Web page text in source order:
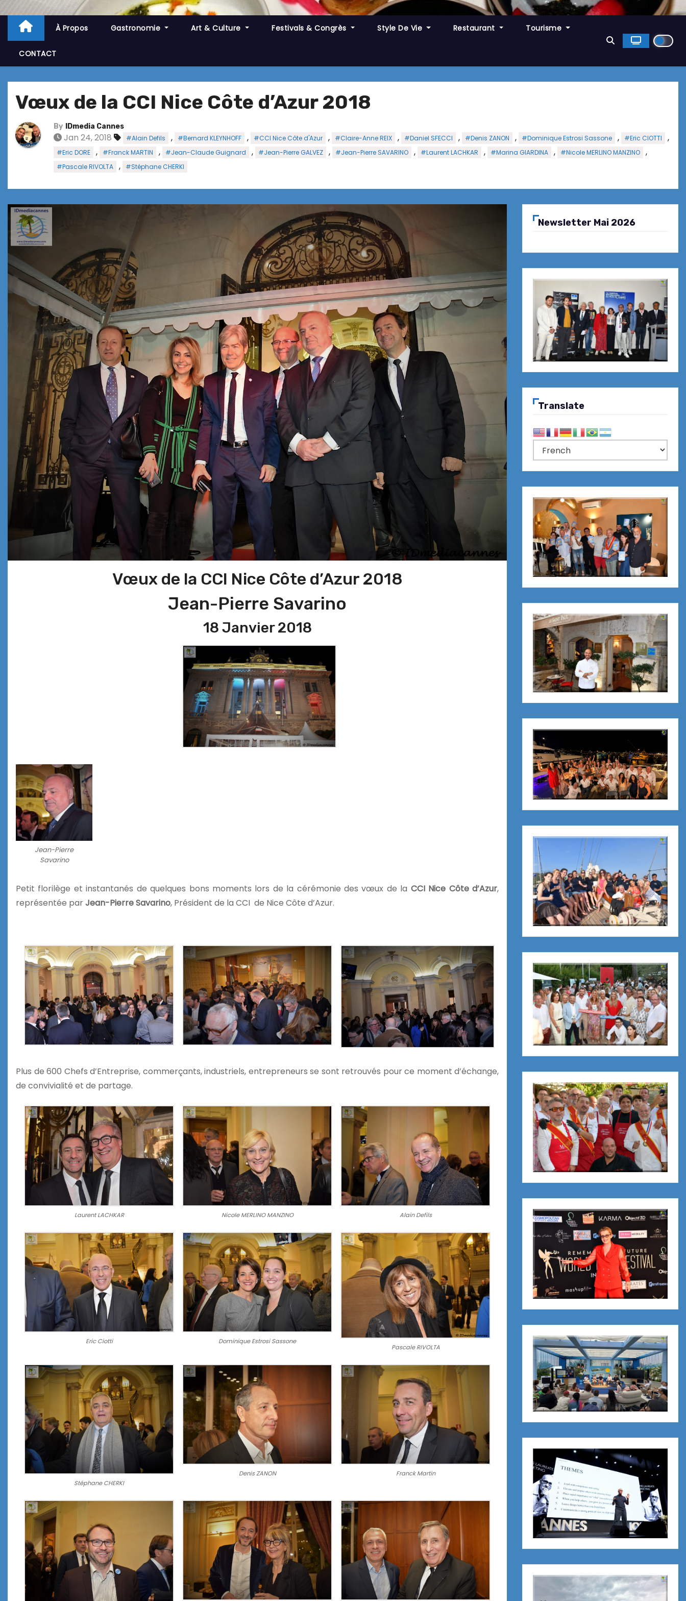
À Propos Gastronomie Art & Culture Festivals & Congrès Style De Vie Restaurant Tourisme
CONTACT
Vœux de la CCI Nice Côte d’Azur 2018
By IDmedia Cannes
Jan 24, 2018 #Alain Defils , #Bernard KLEYNHOFF , #CCI Nice Côte d'Azur , #Claire-Anne REIX , #Daniel SFECCI , #Denis ZANON , #Dominique Estrosi Sassone , #Eric CIOTTI ,
#Eric DORE , #Franck MARTIN , #Jean-Claude Guignard , #Jean-Pierre GALVEZ , #Jean-Pierre SAVARINO , #Laurent LACHKAR , #Marina GIARDINA , #Nicole MERLINO MANZINO ,
#Pascale RIVOLTA , #Stéphane CHERKI
Vœux de la CCI Nice Côte d’Azur 2018
Jean-Pierre Savarino
18 Janvier 2018
Jean-Pierre
Savarino
Petit florilège et instantanés de quelques bons moments lors de la cérémonie des vœux de la CCI Nice Côte d’Azur,
représentée parJean-Pierre Savarino, Président de la CCI de Nice Côte d’Azur.
Plus de 600 Chefs d’Entreprise, commerçants, industriels, entrepreneurs se sont retrouvés pour ce moment d’échange,
de convivialité et de partage.
Laurent LACHKAR Nicole MERLINO MANZINO Alain Defils
Eric Ciotti Dominique Estrosi Sassone
Pascale RIVOLTA
Stéphane CHERKI
Denis ZANON Franck Martin
Newsletter Mai 2026
Translate